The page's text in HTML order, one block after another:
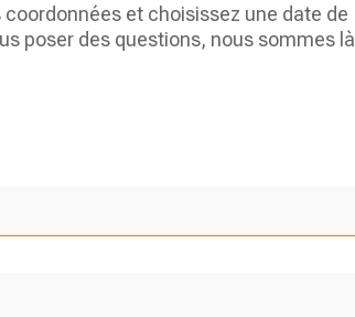
et choisissez une date de
poser des questions, nous sommes là